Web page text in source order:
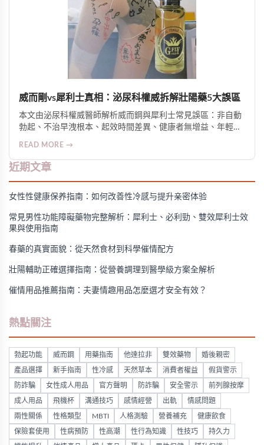
威而剛vs犀利士真相：泌尿科權威拆解壯陽藥5大誤區
本文由泌尿科權威醫師解析威而鋼與犀利士常見誤區：非自動
勃起、不治早洩根本、起效時間差異、健康者無增益、年輕人
READ MORE →
近期文章
女性性健康保养指南：如何改善性冷感与提升亲密体验
常見男性功能障礙藥物完整解析：犀利士、必利勁、雙效犀利士效
果與使用指南
春藥的真實面貌：從天然食材到科學催情配方
壯陽輔助正確選擇指南：從營養調理到醫學級方案全解析
催情用品推薦指南：夫妻情趣用品怎麼選才安全有效？
熱點關注
勃起功能 威而鋼 用藥指南 他達拉非 雙效藥物 婚後親密
產品選擇 新手指南 性冷感 天然草本 消費者權益 假貨警示
防詐騙 女性成人用品 官方聲明 防詐騙 安全警示 前列腺按摩
成人用品 飛機杯 溝通技巧 感情經營 出軌 情感問題
兩性關係 性格類型 MBTI 人格測驗 營養補充 健康飲食
保險套使用 性病預防 性高潮 性行為知識 性技巧 持久力